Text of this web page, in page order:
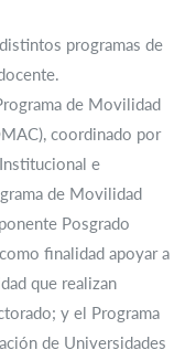
programas de
de Movilidad
coordinado por
e
de Movilidad
Posgrado
finalidad apoyar a
que realizan
y el Programa
de Universidades